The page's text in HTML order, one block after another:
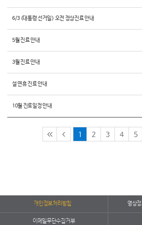
6/3 (대통령 선거일) 오전 정상진료 안내
5월 진료 안내
3월 진료 안내
설 연휴 진료 안내
10월 진료일정 안내
1 2 3 4 5
개인정보처리방침 영상
이메일무단수집거부